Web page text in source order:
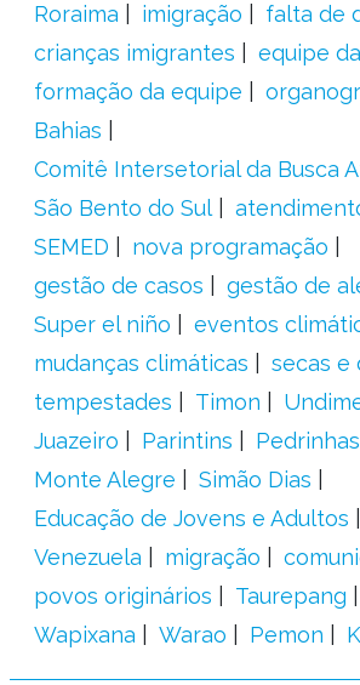
Roraima
imigração
falta de
crianças imigrantes
equipe
formação da equipe
Bahias
Comitê Intersetorial da Busca
São Bento do Sul
SEMED
nova programação
gestão de casos
gestão de
Super el niño
eventos
mudanças climáticas
secas e
tempestades
Timon
Juazeiro
Parintins
Pedrinhas
Monte Alegre
Simão Dias
Educação de Jovens e Adultos
Venezuela
migração
povos originários
Taurepang
Wapixana
Warao Pemon